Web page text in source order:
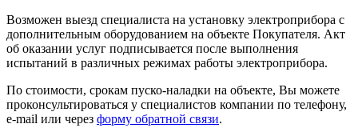
Возможен выезд специалиста на установку электроприбора с
дополнительным оборудованием на объекте Покупателя. Акт
об оказании услуг подписывается после выполнения
испытаний в различных режимах работы электроприбора.
По стоимости, срокам пуско-наладки на объекте, Вы можете
проконсультироваться у специалистов компании по телефону,
e-mail или через форму обратной связи.